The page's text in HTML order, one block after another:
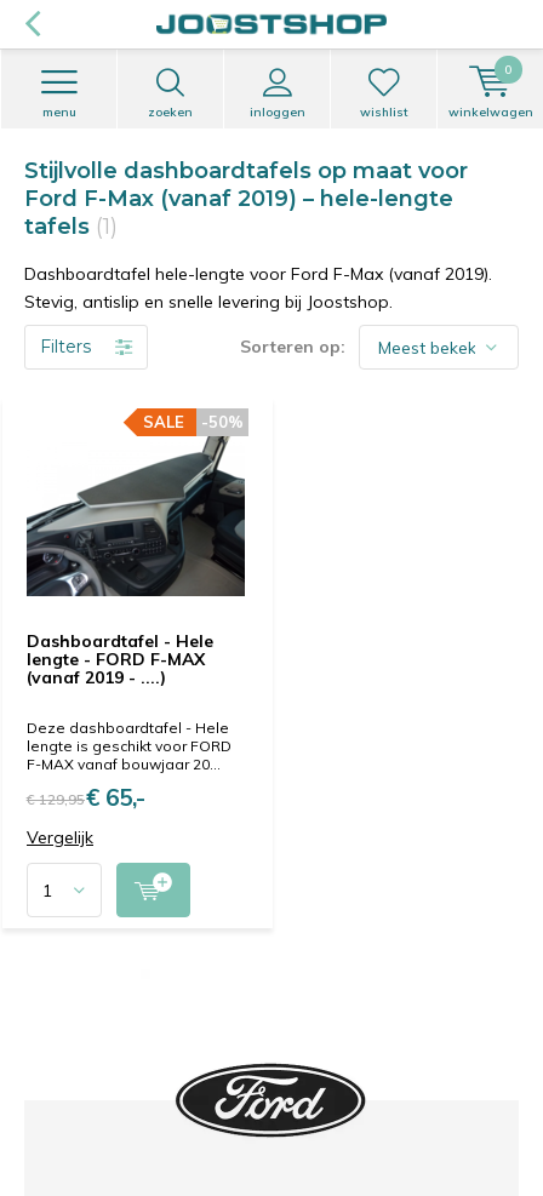
zoeken inloggen
menu wishlist winkelwagen
0
Stijlvolle dashboardtafels op maat voor
Ford F-Max (vanaf 2019) – hele-lengte
tafels (1)
Dashboardtafel hele-lengte voor Ford F-Max (vanaf 2019).
Stevig, antislip en snelle levering bij Joostshop.
Filters Sorteren op:
Dashboardtafel - Hele
lengte - FORD F-MAX
(vanaf 2019 - ....)
-50%
SALE
Deze dashboardtafel - Hele
lengte is geschikt voor FORD
F-MAX vanaf bouwjaar 20...
€ 129,95€ 65,-
Vergelijk